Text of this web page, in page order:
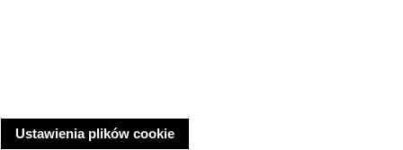
Ustawienia plików cookie